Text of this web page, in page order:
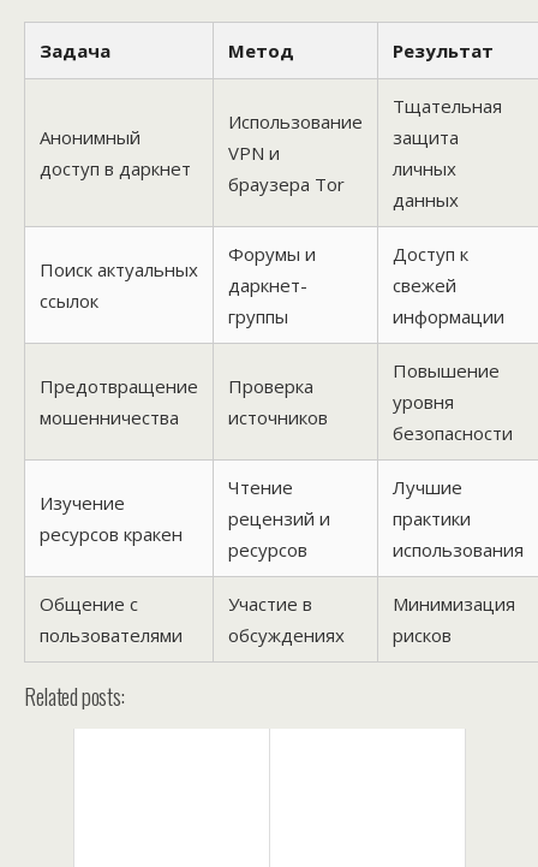
Задача Метод Результат
Анонимный
доступ в даркнет
Использование
VPN и
браузера Tor
Тщательная
защита
личных
данных
Поиск актуальных
ссылок
Форумы и
даркнет-
группы
Доступ к
свежей
информации
Предотвращение
мошенничества
Проверка
источников
Повышение
уровня
безопасности
Изучение
ресурсов кракен
Чтение
рецензий и
ресурсов
Лучшие
практики
использования
Общение с
пользователями
Участие в
обсуждениях
Минимизация
рисков
Related posts: